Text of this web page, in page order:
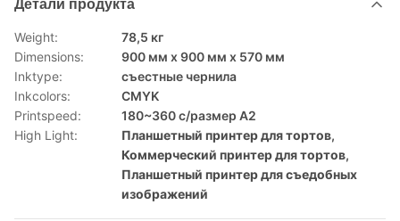
Детали продукта
Weight:
78,5 кг
Dimensions:
900 мм х 900 мм х 570 мм
Inktype:
съестные чернила
Inkcolors:
CMYK
Printspeed:
180~360 с/размер A2
High Light:
Планшетный принтер для тортов,
Коммерческий принтер для тортов,
Планшетный принтер для съедобных
изображений